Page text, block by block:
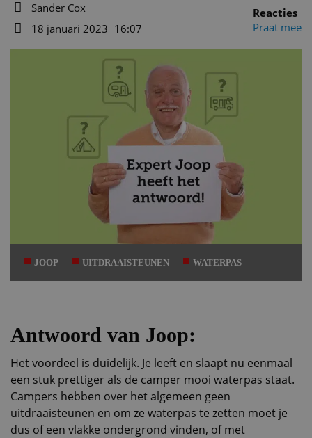
Auteur
Sander Cox
18 januari 2023 16:07
Reacties
Praat mee
JOOP UITDRAAISTEUNEN WATERPAS
Antwoord van Joop:
Het voordeel is duidelijk. Je leeft en slaapt nu eenmaal
een stuk prettiger als de camper mooi waterpas staat.
Campers hebben over het algemeen geen
uitdraaisteunen en om ze waterpas te zetten moet je
dus of een vlakke ondergrond vinden, of met